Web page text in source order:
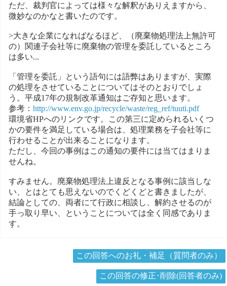
ただ、裁判官によっては様々な解釈がありえますから、
微妙なのかなと書いたのです。
>大きな企業になればなるほど、（廃棄物処理法上無許可
の）関連子会社等に廃棄物の管理を委託しているところ
は多い...
「管理を委託」という語句には語弊はありますが、実際
の処理をさせていることについてはそのとおりでしょ
う。平成17年の規制改革通知はご存知と思います。
参考： http://www.env.go.jp/recycle/waste/reg_ref/tuuti.pdf
環境省HPへのリンクです。この第三に定められるいくつ
かの要件を満足している場合は、処理業務を子会社等に
行わせることが出来ることになります。
ただし、今回の事例はこの通知の要件には当てはまりま
せんね。
すみません。廃棄物処理法上違反となる事例に該当しな
い、とはとても思えないのでくどくどと書きましたが、
結論としての、両者にて行政に相談し、解約させるのが
手っ取り早い、ということについては全く同感でありま
す。
この回答へのお礼・補足（質問者のみ）
この回答の修正･削除(回答者のみ)